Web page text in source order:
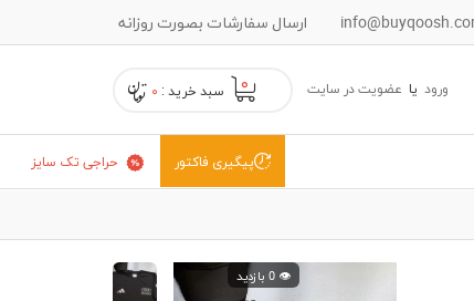
ارسال سفارشات بصورت روزانه
۰ سبد خرید : ۰ ورود یا عضویت در سایت
حراجی تک سایز پیگیری فاکتور
👁️ 0 بازدید